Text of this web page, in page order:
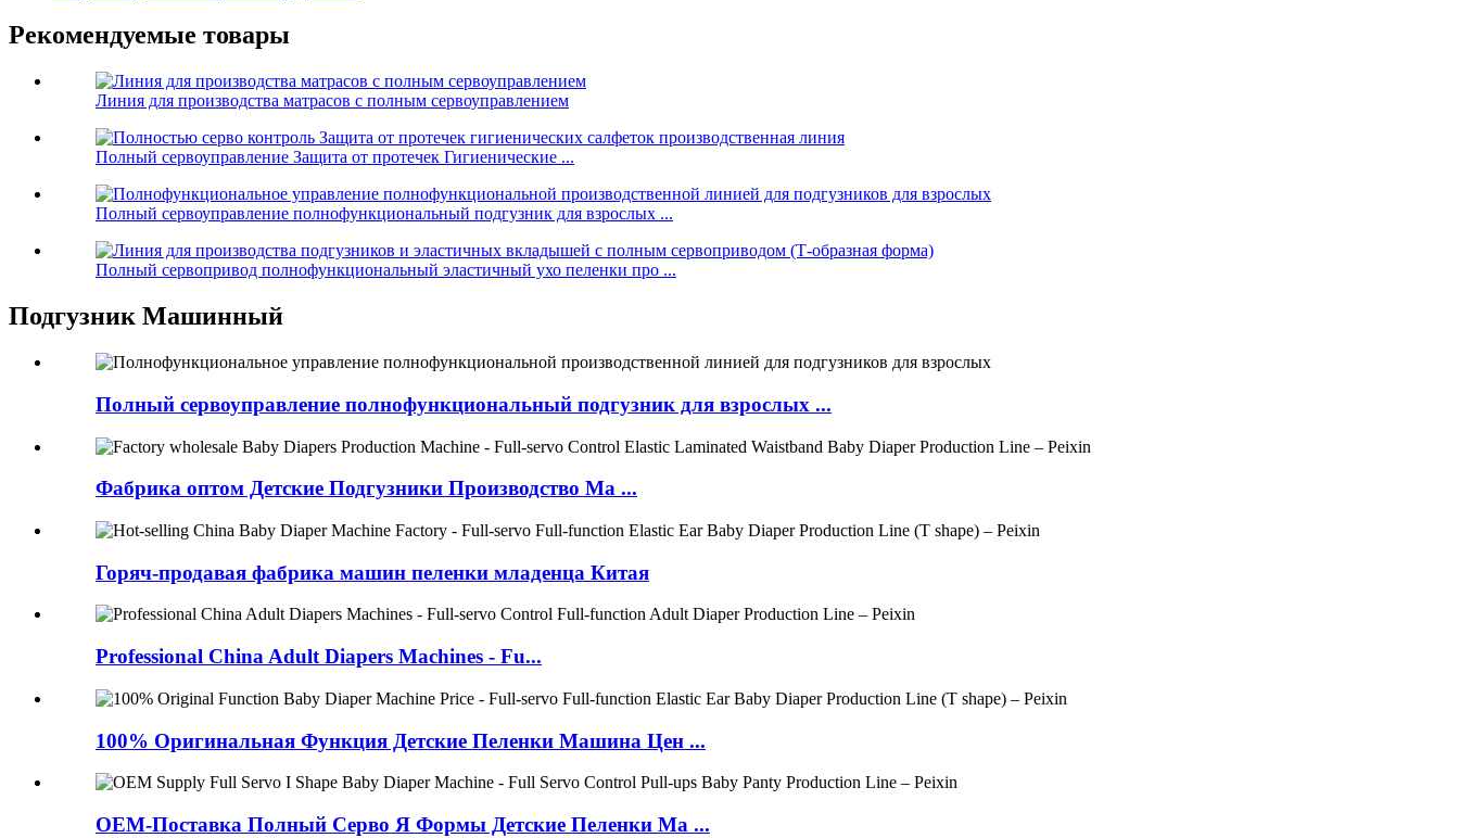
Рекомендуемые товары
Линия для производства матрасов с полным сервоуправлением
Полный сервоуправление Защита от протечек Гигиенические ...
Полный сервоуправление полнофункциональный подгузник для взрослых ...
Полный сервопривод полнофункциональный эластичный ухо пеленки про ...
Подгузник Машинный
Полный сервоуправление полнофункциональный подгузник для взрослых ...
Фабрика оптом Детские Подгузники Производство Ма ...
Горяч-продавая фабрика машин пеленки младенца Китая
Professional China Adult Diapers Machines - Fu...
100% Оригинальная Функция Детские Пеленки Машина Цен ...
OEM-Поставка Полный Серво Я Формы Детские Пеленки Ма ...